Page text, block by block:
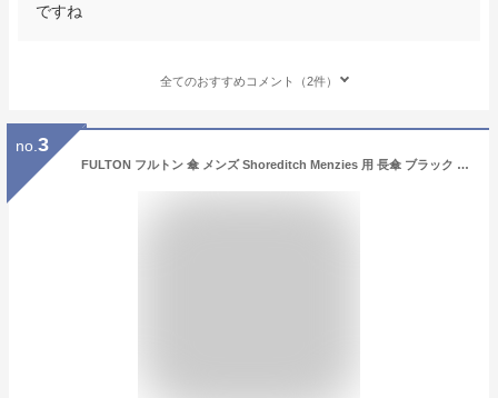
ですね
全てのおすすめコメント（2件）
no. 3
FULTON フルトン 傘 メンズ Shoreditch Menzies 用 長傘 ブラック ワンタッチ ジャンプ傘 正規 かさ ギフト トラッド